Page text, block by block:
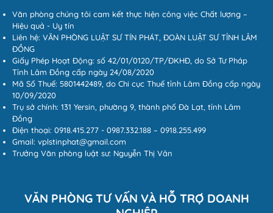
Văn phòng chúng tôi cam kết thực hiện công việc Chất lượng –
Hiệu quả - Uy tín
Liên hệ: VĂN PHÒNG LUẬT SƯ TÍN PHÁT, ĐOÀN LUẬT SƯ TỈNH LÂM
ĐỒNG
Giấy Phép Hoạt Động: số 42/01/0120/TP/ĐKHĐ, do Sở Tư Pháp
Tỉnh Lâm Đồng cấp ngày 24/08/2020
Mã Số Thuế: 5801442489, do Chi cục Thuế tỉnh Lâm Đồng cấp ngày
10/09/2020
Trụ sở chính: 131 Yersin, phường 9, thành phố Đà Lạt, tỉnh Lâm
Đồng
Điện thoại: 0918.415.277 - 0987.332.188 – 0918.255.499
Gmail: vplstinphat@gmail.com
Trưởng Văn phòng luật sư: Nguyễn Thị Vân
VĂN PHÒNG TƯ VẤN VÀ HỖ TRỢ DOANH